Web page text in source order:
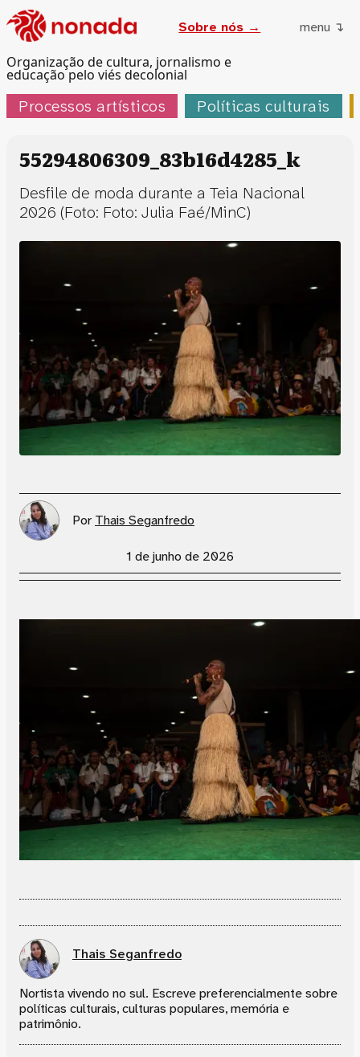
Organização de cultura, jornalismo e
educação pelo viés decolonial
Sobre nós → menu ↴
Processos artísticos Políticas culturais
55294806309_83b16d4285_k
Desfile de moda durante a Teia Nacional
2026 (Foto: Foto: Julia Faé/MinC)
Por Thais Seganfredo
1 de junho de 2026
Thais Seganfredo
Nortista vivendo no sul. Escreve preferencialmente sobre
políticas culturais, culturas populares, memória e
patrimônio.